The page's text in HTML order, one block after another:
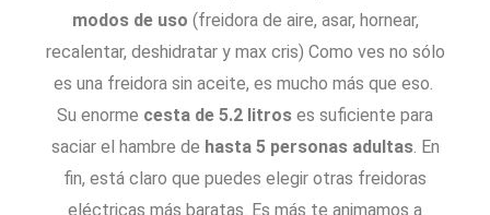
modos de uso (freidora de aire, asar, hornear,
recalentar, deshidratar y max cris) Como ves no sólo
es una freidora sin aceite, es mucho más que eso.
Su enorme cesta de 5.2 litros es suficiente para
saciar el hambre de hasta 5 personas adultas. En
fin, está claro que puedes elegir otras freidoras
eléctricas más baratas. Es más te animamos a